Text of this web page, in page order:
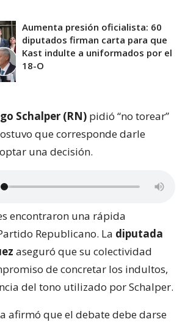
Aumenta presión oficialista: 60
diputados firman carta para que
Kast indulte a uniformados por el
18-O
Schalper (RN) pidió “no torear”
que corresponde darle
una decisión.
encontraron una rápida
Republicano. La diputada
aseguró que su colectividad
de concretar los indultos,
del tono utilizado por Schalper.
afirmó que el debate debe darse